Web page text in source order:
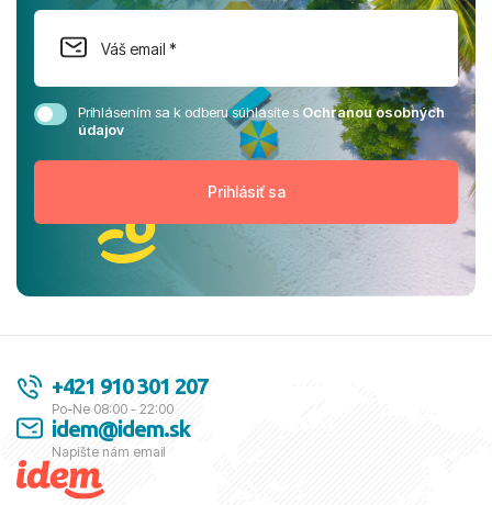
Prihlásením sa k odberu súhlasíte sOchranou osobných
údajov
+421 910 301 207
Po-Ne 08:00 - 22:00
idem@idem.sk
Napíšte nám email